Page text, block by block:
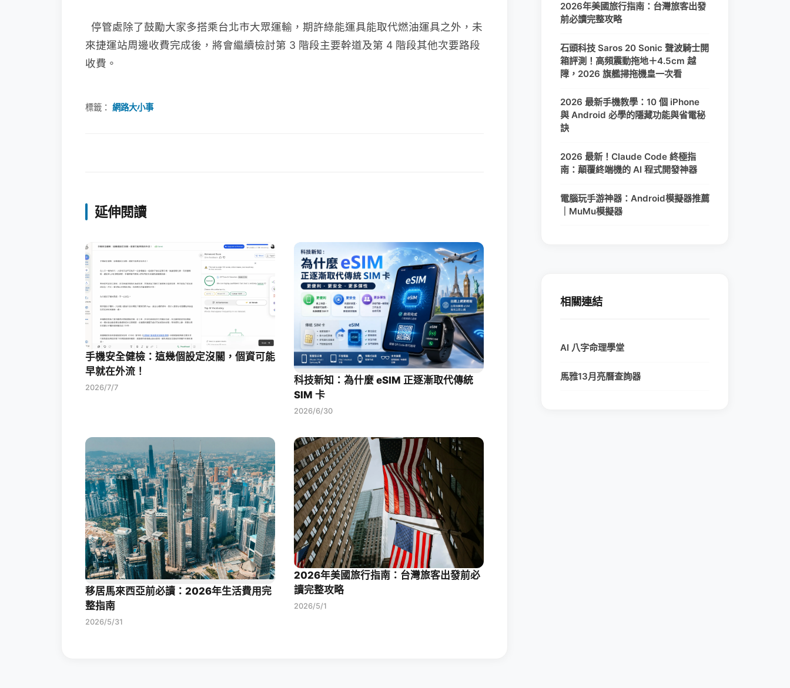
停管處除了鼓勵大家多搭乘台北市大眾運輸，期許綠能運具能取代燃油運具之外，未
來捷運站周邊收費完成後，將會繼續檢討第 3 階段主要幹道及第 4 階段其他次要路段
收費。
標籤： 網路大小事
延伸閱讀
手機安全健檢：這幾個設定沒關，個資可能
早就在外流！
2026/7/7
科技新知：為什麼 eSIM 正逐漸取代傳統
SIM 卡
2026/6/30
移居馬來西亞前必讀：2026年生活費用完
整指南
2026/5/31
2026年美國旅行指南：台灣旅客出發前必
讀完整攻略
2026/5/1
2026年美國旅行指南：台灣旅客出發
前必讀完整攻略
石頭科技 Saros 20 Sonic 聲波騎士開
箱評測！高頻震動拖地＋4.5cm 越
障，2026 旗艦掃拖機皇一次看
2026 最新手機教學：10 個 iPhone
與 Android 必學的隱藏功能與省電秘
訣
2026 最新！Claude Code 終極指
南：顛覆終端機的 AI 程式開發神器
電腦玩手游神器：Android模擬器推薦
｜MuMu模擬器
相關連結
AI 八字命理學堂
馬雅13月亮曆查詢器